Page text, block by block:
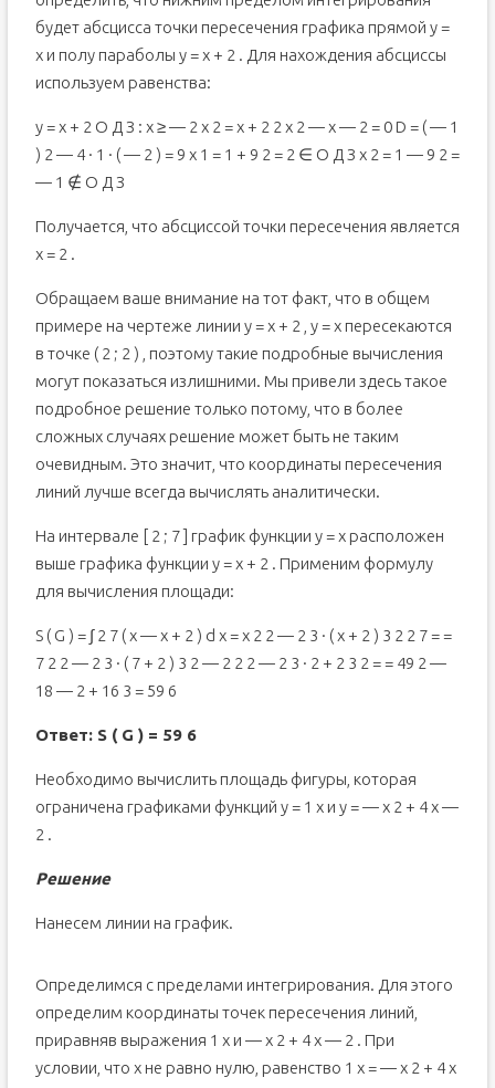
будет абсцисса точки пересечения графика прямой y =
x и полу параболы y = x + 2 . Для нахождения абсциссы
используем равенства:
y = x + 2 О Д З : x ≥ — 2 x 2 = x + 2 2 x 2 — x — 2 = 0 D = ( — 1
) 2 — 4 · 1 · ( — 2 ) = 9 x 1 = 1 + 9 2 = 2 ∈ О Д З x 2 = 1 — 9 2 =
— 1 ∉ О Д З
Получается, что абсциссой точки пересечения является
x = 2 .
Обращаем ваше внимание на тот факт, что в общем
примере на чертеже линии y = x + 2 , y = x пересекаются
в точке ( 2 ; 2 ) , поэтому такие подробные вычисления
могут показаться излишними. Мы привели здесь такое
подробное решение только потому, что в более
сложных случаях решение может быть не таким
очевидным. Это значит, что координаты пересечения
линий лучше всегда вычислять аналитически.
На интервале [ 2 ; 7 ] график функции y = x расположен
выше графика функции y = x + 2 . Применим формулу
для вычисления площади:
S ( G ) = ∫ 2 7 ( x — x + 2 ) d x = x 2 2 — 2 3 · ( x + 2 ) 3 2 2 7 = =
7 2 2 — 2 3 · ( 7 + 2 ) 3 2 — 2 2 2 — 2 3 · 2 + 2 3 2 = = 49 2 —
18 — 2 + 16 3 = 59 6
Ответ: S ( G ) = 59 6
Необходимо вычислить площадь фигуры, которая
ограничена графиками функций y = 1 x и y = — x 2 + 4 x —
2 .
Решение
Нанесем линии на график.
Определимся с пределами интегрирования. Для этого
определим координаты точек пересечения линий,
приравняв выражения 1 x и — x 2 + 4 x — 2 . При
условии, что x не равно нулю, равенство 1 x = — x 2 + 4 x